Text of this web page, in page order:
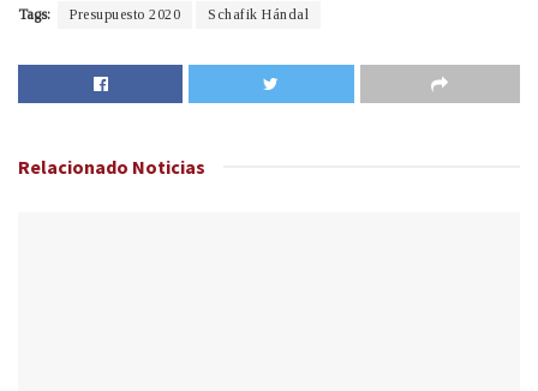
Tags: Presupuesto 2020 Schafik Hándal
Relacionado Noticias